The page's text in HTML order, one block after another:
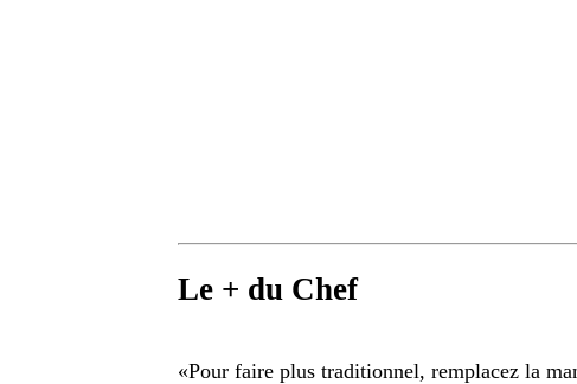
Le + du Chef
«Pour faire plus traditionnel, remplacez la